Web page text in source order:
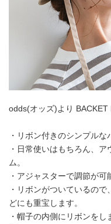
odds(オッズ)より BACKET
・リボン付きのシンプルな
・日常使いはもちろん、
ム。
・アジャスターで調節が可
・リボンがついているの
どにも重宝します。
・帽子の内側にリボンを